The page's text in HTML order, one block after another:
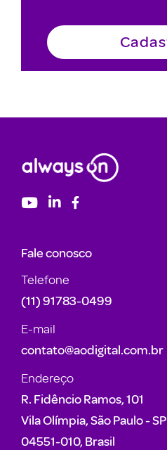
Fale conosco
Telefone
(11) 91783-0499
E-mail
contato@aodigital.com.br
Endereço
R. Fidêncio Ramos, 101
Vila Olímpia, São Paulo - SP
04551-010, Brasil